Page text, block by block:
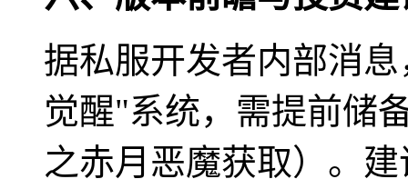
据私服开发者内部消
觉醒"系统，需提前储
之赤月恶魔获取）。